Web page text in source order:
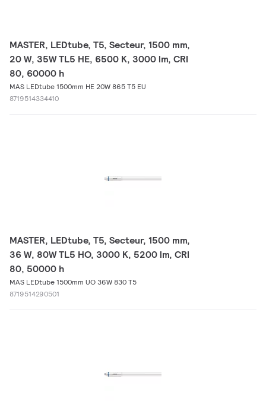
MASTER, LEDtube, T5, Secteur, 1500 mm,
20 W, 35W TL5 HE, 6500 K, 3000 lm, CRI
80, 60000 h
MAS LEDtube 1500mm HE 20W 865 T5 EU
8719514334410
MASTER, LEDtube, T5, Secteur, 1500 mm,
36 W, 80W TL5 HO, 3000 K, 5200 lm, CRI
80, 50000 h
MAS LEDtube 1500mm UO 36W 830 T5
8719514290501